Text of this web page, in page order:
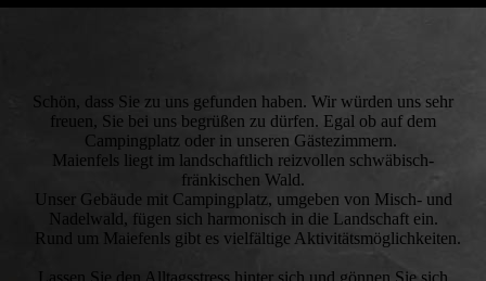
Schön, dass Sie zu uns gefunden haben. Wir würden uns sehr
freuen, Sie bei uns begrüßen zu dürfen. Egal ob auf dem
Campingplatz oder in unseren Gästezimmern.
Maienfels liegt im landschaftlich reizvollen schwäbisch-
fränkischen Wald.
Unser Gebäude mit Campingplatz, umgeben von Misch- und
Nadelwald, fügen sich harmonisch in die Landschaft ein.
Rund um Maiefenls gibt es vielfältige Aktivitätsmöglichkeiten.
Lassen Sie den Alltagsstress hinter sich und gönnen Sie sich